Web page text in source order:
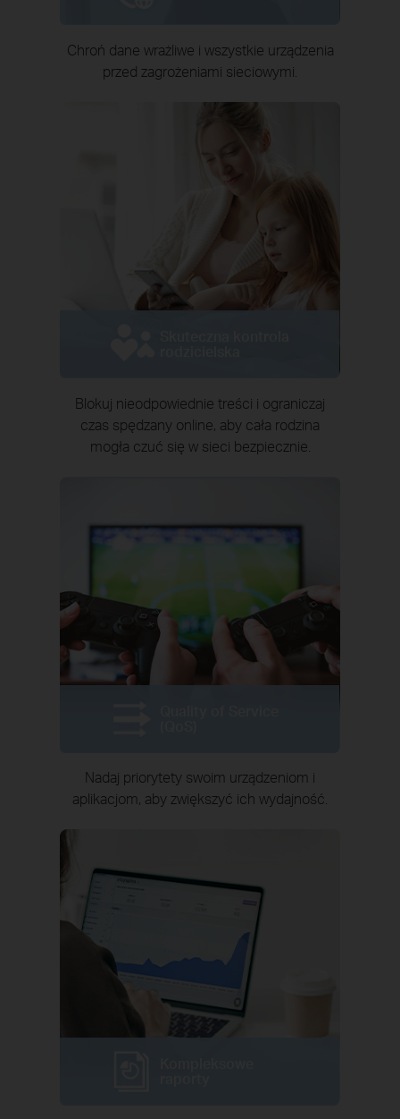
Chroń dane wrażliwe i wszystkie urządzenia
przed zagrożeniami sieciowymi.
Blokuj nieodpowiednie treści i ograniczaj
czas spędzany online, aby cała rodzina
mogła czuć się w sieci bezpiecznie.
Nadaj priorytety swoim urządzeniom i
aplikacjom, aby zwiększyć ich wydajność.